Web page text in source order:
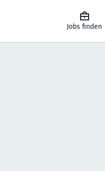
Jobs finden